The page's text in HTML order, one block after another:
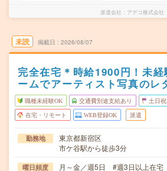
派遣会社 アデコ株式会社
未読 掲載日 2026/08/07
完全在宅＊時給1900円！未
ームでアーティスト写真のレ
職種未経験OK 交通費別途支給あり 土日
在宅・リモート WEB登録OK 派遣
勤務地
東京都新宿区
市ケ谷駅から徒歩3分
曜日頻度 月～金／週5日 #週3日以上在宅